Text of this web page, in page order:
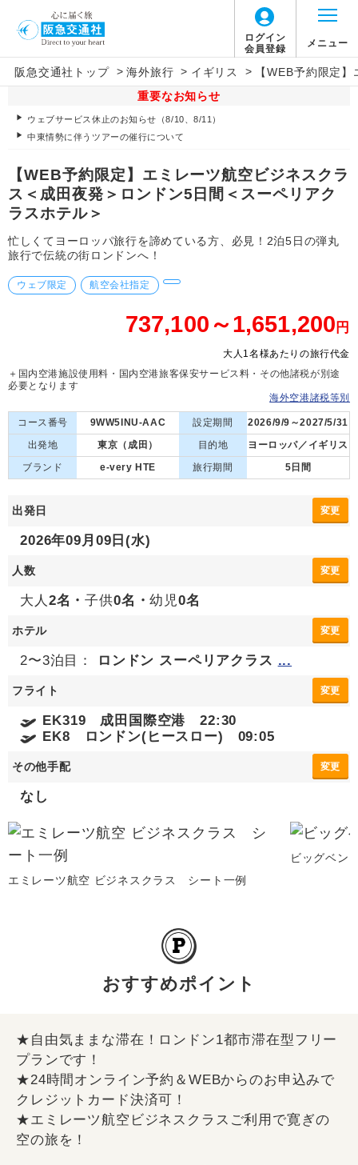
ログイン
会員登録
メニュー
阪急交通社トップ > 海外旅行 > イギリス >
【WEB予約限定
重要なお知らせ
ウェブサービス休止のお知らせ（8/10、8/11）
中東情勢に伴うツアーの催行について
【WEB予約限定】エミレーツ航空ビジネスクラ
ス＜成田夜発＞ロンドン5日間＜スーペリアク
ラスホテル＞
忙しくてヨーロッパ旅行を諦めている方、必見！2泊5日の弾丸
旅行で伝統の街ロンドンへ！
ウェブ限定 航空会社指定
737,100～1,651,200 円
大人1名様あたりの旅行代金
＋国内空港施設使用料・国内空港旅客保安サービス料・その他諸税が別途
必要となります
海外空港諸税等別
コース番号 9WW5INU-AAC 設定期間
2026/9/9～2027/5/31
出発地
東京（成田） 目的地
ヨーロッパ／イギリス
ブランド
e-very HTE 旅行期間 5日間
出発日 変更
2026年09月09日(水)
人数 変更
大人 2名・子供0名・幼児0名
ホテル 変更
2〜3泊目： ロンドン スーペリアクラス ...
フライト 変更
EK319 成田国際空港 22:30
EK8 ロンドン(ヒースロー) 09:05
その他手配 変更
なし
エミレーツ航空 ビジネスクラス シート一例
ビッグベン
おすすめポイント
★自由気ままな滞在！ロンドン1都市滞在型フリー
プランです！
★24時間オンライン予約＆WEBからのお申込みで
クレジットカード決済可！
★エミレーツ航空ビジネスクラスご利用で寛ぎの
空の旅を！